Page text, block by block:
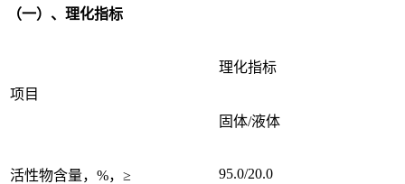
（一）、理化指标
项目
理化指标
固体/液体
活性物含量，%，≥ 95.0/20.0